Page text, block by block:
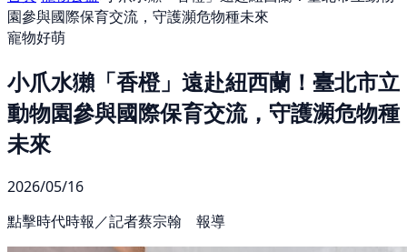
園參與國際保育交流，守護瀕危物種未來
寵物好萌
小爪水獺「香橙」遠赴紐西蘭！臺北市立
動物園參與國際保育交流，守護瀕危物種
未來
2026/05/16
點擊時代時報／記者蔡宗翰 報導